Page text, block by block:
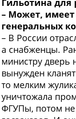
Гильотина для
– Может, имеет
генеральных
– В России
а снабженцы.
министру дверь
вынужден
то мелким
уничтожала
ФГУПы, потом не